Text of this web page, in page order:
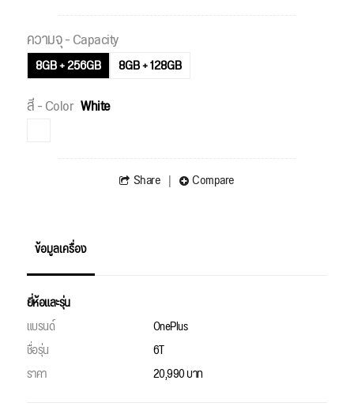
ความจุ - Capacity
8GB + 256GB 8GB + 128GB
สี - Color White
Share Compare
ข้อมูลเครื่อง
ยี่ห้อและรุ่น
แบรนด์
OnePlus
ชื่อรุ่น
6T
ราคา
20,990 บาท